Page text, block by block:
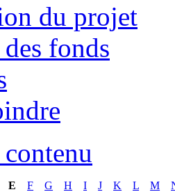
du projet
fonds
contenu
E F G H I J K L M